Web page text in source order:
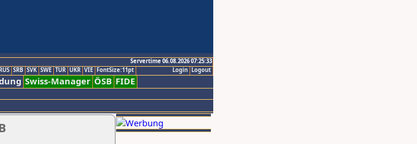
Servertime 06.08.2026 07:25:33
Logout
Login
SRB SVK SWE TUR UKR VIE FontSize:11pt
Swiss-Manager ÖSB FIDE